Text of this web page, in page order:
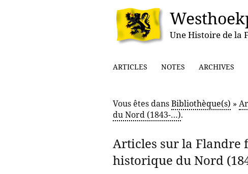
Une Histoire de la
ARTICLES NOTES ARCHIVES
Vous êtes dansBibliothèque(s) »
du Nord (1843-…).
Articles sur la Flandre
historique du Nord